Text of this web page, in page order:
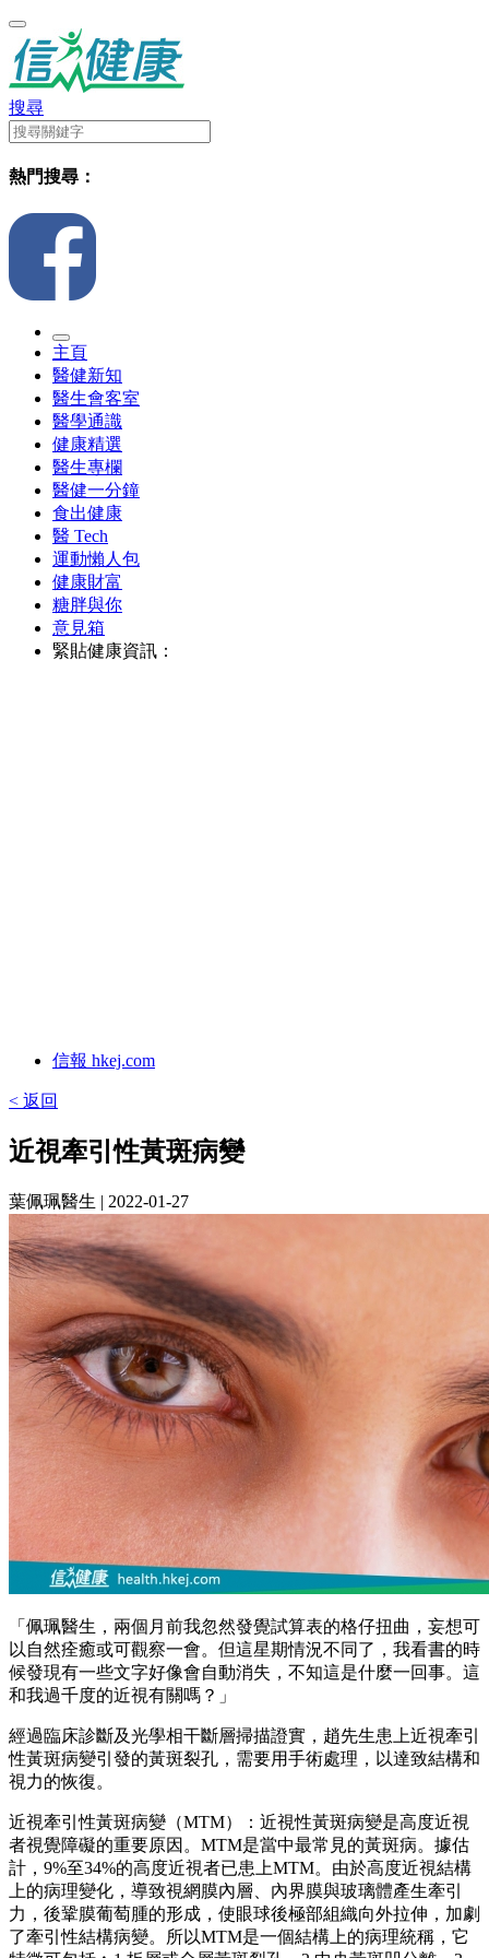
搜尋
熱門搜尋：
主頁
醫健新知
醫生會客室
醫學通識
健康精選
醫生專欄
醫健一分鐘
食出健康
醫 Tech
運動懶人包
健康財富
糖胖與你
意見箱
緊貼健康資訊：
信報 hkej.com
< 返回
近視牽引性黃斑病變
葉佩珮醫生 | 2022-01-27
「佩珮醫生，兩個月前我忽然發覺試算表的格仔扭曲，妄想可
以自然痊癒或可觀察一會。但這星期情況不同了，我看書的時
候發現有一些文字好像會自動消失，不知這是什麼一回事。這
和我過千度的近視有關嗎？」
經過臨床診斷及光學相干斷層掃描證實，趙先生患上近視牽引
性黃斑病變引發的黃斑裂孔，需要用手術處理，以達致結構和
視力的恢復。
近視牽引性黃斑病變（MTM）：近視性黃斑病變是高度近視
者視覺障礙的重要原因。MTM是當中最常見的黃斑病。據估
計，9%至34%的高度近視者已患上MTM。由於高度近視結構
上的病理變化，導致視網膜內層、內界膜與玻璃體產生牽引
力，後鞏膜葡萄腫的形成，使眼球後極部組織向外拉伸，加劇
了牽引性結構病變。所以MTM是一個結構上的病理統稱，它